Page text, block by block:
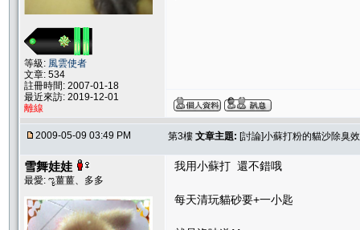
等級: 風雲使者
文章: 534
註冊時間: 2007-01-18
最近來訪: 2019-12-01
離線
2009-05-09 03:49 PM 第3樓 文章主題: [討論]小蘇打粉的貓沙除臭
雪舞娃娃
最愛: ೡ薑薑、多多
我用小蘇打 還不錯哦
每天清玩貓砂要+一小匙